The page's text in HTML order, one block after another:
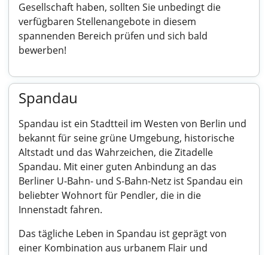
Gesellschaft haben, sollten Sie unbedingt die
verfügbaren Stellenangebote in diesem
spannenden Bereich prüfen und sich bald
bewerben!
Spandau
Spandau ist ein Stadtteil im Westen von Berlin und
bekannt für seine grüne Umgebung, historische
Altstadt und das Wahrzeichen, die Zitadelle
Spandau. Mit einer guten Anbindung an das
Berliner U-Bahn- und S-Bahn-Netz ist Spandau ein
beliebter Wohnort für Pendler, die in die
Innenstadt fahren.
Das tägliche Leben in Spandau ist geprägt von
einer Kombination aus urbanem Flair und